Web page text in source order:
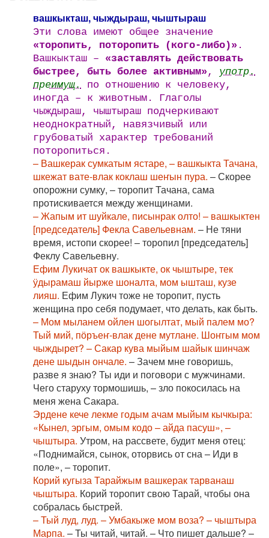
вашкыкташ, чыждыраш, чыштыраш
Эти слова имеют общее значение
«торопить, поторопить (кого-либо)» .
Вашкыкташ – «заставлять действовать
быстрее, быть более активным» , употр.
преимущ. по отношению к человеку,
иногда – к животным. Глаголы
чыждыраш, чыштыраш подчеркивают
неоднократный, навязчивый или
грубоватый характер требований
поторопиться.
– Вашкерак сумкатым ястаре, – вашкыкта Тачана,
шкежат вате-влак коклаш шеҥын пура. – Скорее
опорожни сумку, – торопит Тачана, сама
протискивается между женщинами.
– Жапым ит шуйкале, писынрак олто! – вашкыктен
[председатель] Фекла Савельевнам. – Не тяни
время, истопи скорее! – торопил [председатель]
Феклу Савельевну.
Ефим Лукичат ок вашкыкте, ок чыштыре, тек
ӱдырамаш йырже шоналта, мом ышташ, кузе
лияш. Ефим Лукич тоже не торопит, пусть
женщина про себя подумает, что делать, как быть.
– Мом мыланем ойлен шогылтат, мый палем мо?
Тый мий, пӧръеҥ-влак дене мутлане. Шоҥгым мом
чыждырет? – Сакар кува мыйым шайык шинчаж
дене шыдын ончале. – Зачем мне говоришь,
разве я знаю? Ты иди и поговори с мужчинами.
Чего старуху тормошишь, – зло покосилась на
меня жена Сакара.
Эрдене кече лекме годым ачам мыйым кычкыра:
«Кынел, эргым, омым кодо – айда пасуш», –
чыштыра. Утром, на рассвете, будит меня отец:
«Поднимайся, сынок, оторвись от сна – Иди в
поле», – торопит.
Корий кугыза Тарайжым вашкерак тарванаш
чыштыра. Корий торопит свою Тарай, чтобы она
собралась быстрей.
– Тый луд, луд. – Умбакыже мом воза? – чыштыра
Марпа. – Ты читай, читай. – Что пишет дальше? –